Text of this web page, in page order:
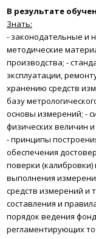
В результате
Знать:
- законодательные и
методические
производства; -
эксплуатации,
хранению средств
базу
основы измерений; -
физических величин
- принципы
обеспечения
поверки
выполнения
средств измерений и
составления и
порядок ведения
регламентирующих